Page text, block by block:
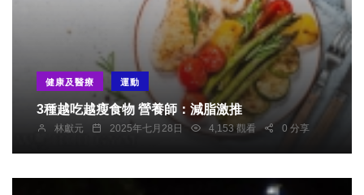
健康及醫療 運動
3種越吃越瘦食物 營養師：減脂激推
林獻元 2025年七月28日 4,153 觀看 0 分享